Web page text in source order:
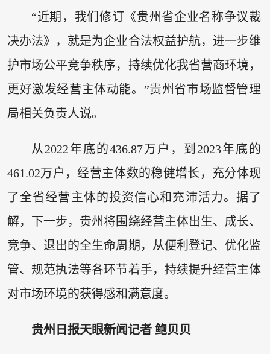
“近期，我们修订《贵州省企业名称争议裁
决办法》，就是为企业合法权益护航，进一步维
护市场公平竞争秩序，持续优化我省营商环境，
更好激发经营主体动能。”贵州省市场监督管理
局相关负责人说。
从2022年底的436.87万户，到2023年底的
461.02万户，经营主体数的稳健增长，充分体现
了全省经营主体的投资信心和充沛活力。据了
解，下一步，贵州将围绕经营主体出生、成长、
竞争、退出的全生命周期，从便利登记、优化监
管、规范执法等各环节着手，持续提升经营主体
对市场环境的获得感和满意度。
贵州日报天眼新闻记者 鲍贝贝